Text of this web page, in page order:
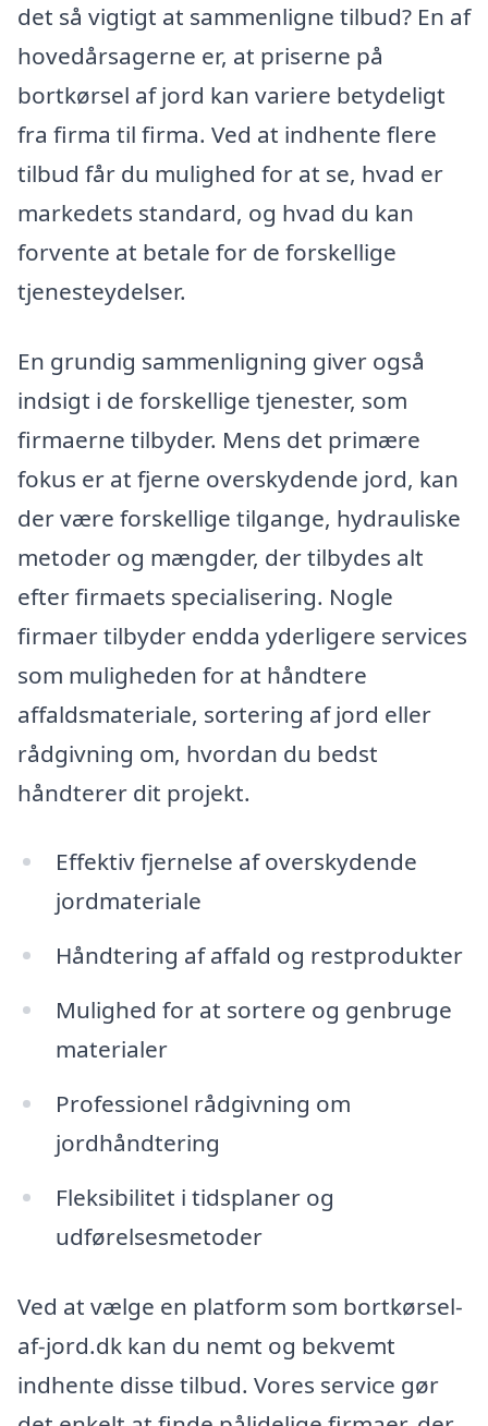
det så vigtigt at sammenligne tilbud? En af
hovedårsagerne er, at priserne på
bortkørsel af jord kan variere betydeligt
fra firma til firma. Ved at indhente flere
tilbud får du mulighed for at se, hvad er
markedets standard, og hvad du kan
forvente at betale for de forskellige
tjenesteydelser.
En grundig sammenligning giver også
indsigt i de forskellige tjenester, som
firmaerne tilbyder. Mens det primære
fokus er at fjerne overskydende jord, kan
der være forskellige tilgange, hydrauliske
metoder og mængder, der tilbydes alt
efter firmaets specialisering. Nogle
firmaer tilbyder endda yderligere services
som muligheden for at håndtere
affaldsmateriale, sortering af jord eller
rådgivning om, hvordan du bedst
håndterer dit projekt.
Effektiv fjernelse af overskydende
jordmateriale
Håndtering af affald og restprodukter
Mulighed for at sortere og genbruge
materialer
Professionel rådgivning om
jordhåndtering
Fleksibilitet i tidsplaner og
udførelsesmetoder
Ved at vælge en platform som bortkørsel-
af-jord.dk kan du nemt og bekvemt
indhente disse tilbud. Vores service gør